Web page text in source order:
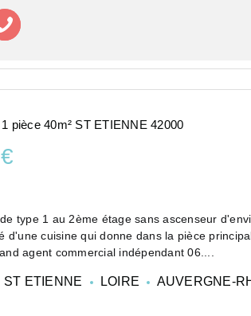
l'agence
pièce 40m² ST ETIENNE 42000
type 1 au 2ème étage sans ascenseur
d'une cuisine qui donne dans la pièce
agent commercial indépendant 06....
ST ETIENNE LOIRE AUVERGNE-